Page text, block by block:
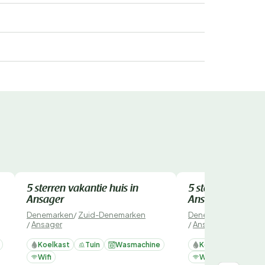
Direct te boeken
5 sterren vakantie huis in
Ansager
Denemarken/Zuid-Denemarken
/Ansager
Koelkast Tuin
Wasmachine
Wifi
Direct te boeken
5 sterren
Ansager
Denemarken
/Ansager
Koelkast
Wifi